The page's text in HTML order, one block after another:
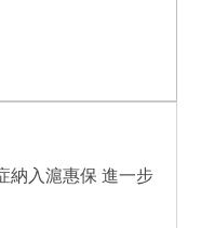
納入滬惠保 進一步